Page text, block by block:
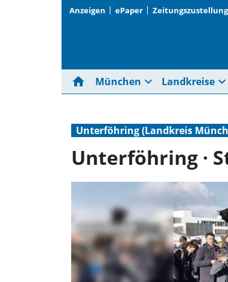
Anzeigen ePaper Zeitungszustellung
home München expand_more Landkreise expand_more
Unterföhring (Landkreis
Unterföhring ·